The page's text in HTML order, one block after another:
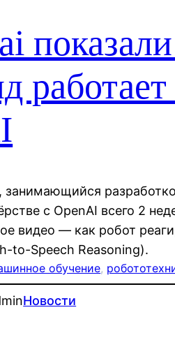
занимающийся
с OpenAI всего 2
видео — как робот
to-Speech Reasoning).
обучение,
Новости